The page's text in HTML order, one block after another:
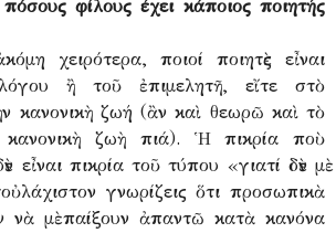
φίλους έχει κάποιος ποιητής
χειρότερα, ποιοί ποιητὲς εἶναι
ἢ τοῦ ἐπιμελητῆ, εἴτε στὸ
κανονικὴ ζωή (ἂν καὶ θεωρῶ καὶ τὸ
κανονικὴ ζωὴ πιά). Ἡ πικρία ποὺ
εἶναι πικρία τοῦ τύπου «γιατί δὲν μὲ
γνωρίζεις ὅτι προσωπικὰ
νὰ μὲ παίξουν ἀπαντῶ κατὰ κανόνα